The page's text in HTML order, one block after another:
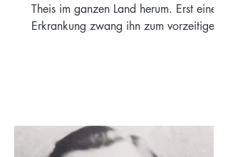
Theis im ganzen Land herum. Erst eine
Erkrankung zwang ihn zum vorzeitigen